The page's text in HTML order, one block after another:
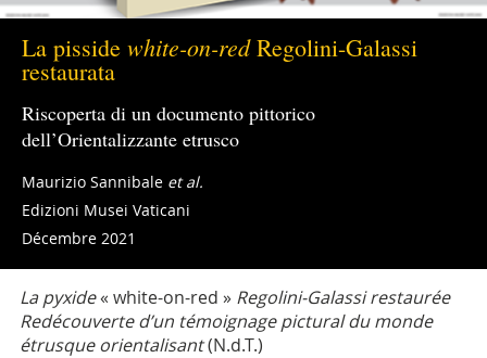
La pisside white-on-redRegolini-Galassi
restaurata
Riscoperta di un documento pittorico
dell’Orientalizzante etrusco
Maurizio Sannibale et al.
Edizioni Musei Vaticani
Décembre 2021
La pyxide« white-on-red » Regolini-Galassi restaurée
Redécouverte d’un témoignage pictural du monde
étrusque orientalisant(N.d.T.)